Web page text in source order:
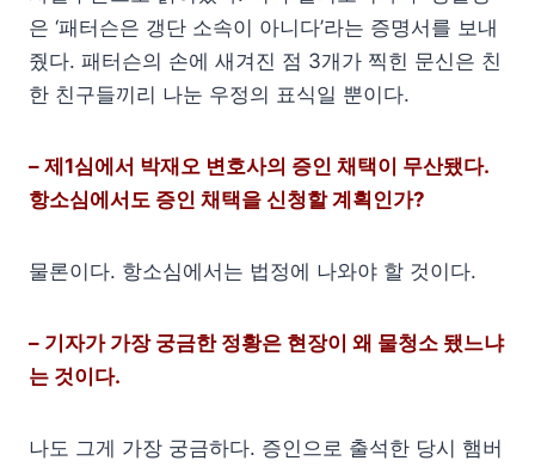
은 ‘패터슨은 갱단 소속이 아니다’라는 증명서를 보내
줬다. 패터슨의 손에 새겨진 점 3개가 찍힌 문신은 친
한 친구들끼리 나눈 우정의 표식일 뿐이다.
– 제1심에서 박재오 변호사의 증인 채택이 무산됐다.
항소심에서도 증인 채택을 신청할 계획인가?
물론이다. 항소심에서는 법정에 나와야 할 것이다.
– 기자가 가장 궁금한 정황은 현장이 왜 물청소 됐느냐
는 것이다.
나도 그게 가장 궁금하다. 증인으로 출석한 당시 햄버